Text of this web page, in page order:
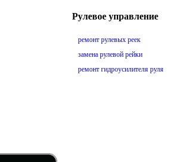
Рулевое управление
ремонт рулевых реек
замена рулевой рейки
ремонт гидроусилителя руля